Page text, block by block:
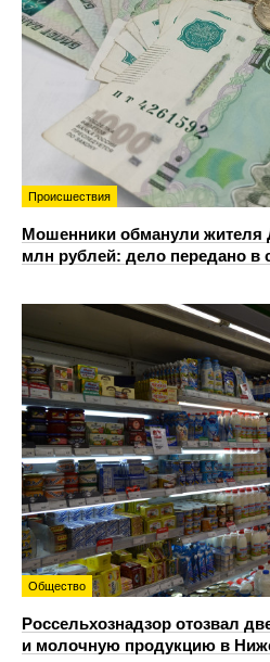
Происшествия
Мошенники обманули жителя
млн рублей: дело передано в
Общество
Россельхознадзор отозвал
и молочную продукцию в